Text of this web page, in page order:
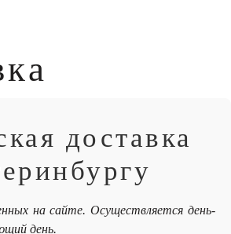
доставка
на сайте. Осуществляется день-
день.